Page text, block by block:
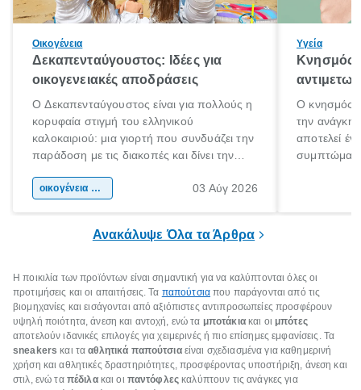
Οικογένεια
Δεκαπενταύγουστος: Ιδέες για
οικογενειακές αποδράσεις
Ο Δεκαπενταύγουστος είναι για πολλούς η
κορυφαία στιγμή του ελληνικού
καλοκαιριού: μια γιορτή που συνδυάζει την
παράδοση με τις διακοπές και δίνει την
χώρας. Είτε πρόκειται για λίγες μέρες
οικογένεια & παιδί 03 Αύγ 2026
Υγεία
Κνησμός:
Ο κνησμός
την ανάγκη
αποτελεί
Ανακάλυψε Όλα τα Άρθρα
Η ποικιλία των προϊόντων είναι σημαντική για να καλύπτονται όλες οι
προτιμήσεις και οι απαιτήσεις. Τα παπούτσια που παράγονται από τις
βιομηχανίες και εισάγονται από αξιόπιστες αντιπροσωπείες προσφέρουν
υψηλή ποιότητα, άνεση και αντοχή, ενώ τα μποτάκιακαι οι μπότες
αποτελούν ιδανικές επιλογές για χειμερινές ή πιο επίσημες εμφανίσεις. Τα
sneakers και τααθλητικά παπούτσιαείναι σχεδιασμένα για καθημερινή
χρήση και αθλητικές δραστηριότητες, προσφέροντας υποστήριξη, άνεση και
στιλ, ενώ τα πέδιλακαι οι παντόφλες καλύπτουν τις ανάγκες για